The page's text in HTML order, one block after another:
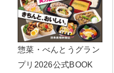
惣菜・べんとうグラン
プリ2026公式BOOK